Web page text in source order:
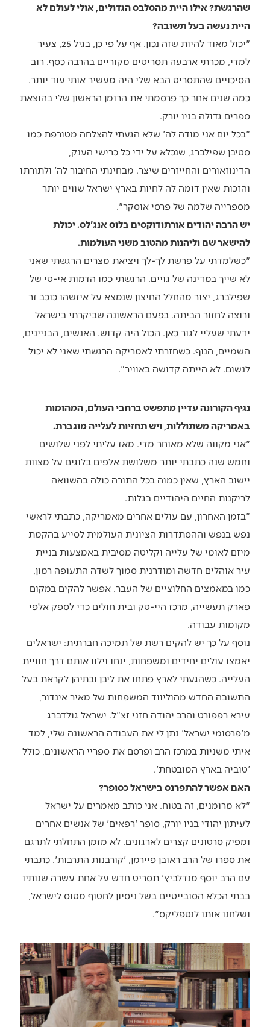
שהרגשת? אילו היית מהסלבס הגדולים, אולי לעולם לא
היית נעשה בעל תשובה?
"יכול מאוד להיות שזה נכון. אף על פי כן, בגיל 25, צעיר
למדי, מכרתי ארבעה תסריטים מקוריים בהרבה כסף. רוב
הסיכויים שהתסריט הבא שלי היה מעשיר אותי עוד יותר.
כמה שנים אחר כך פרסמתי את הרומן הראשון שלי בהוצאת
ספרים גדולה בניו יורק.
"בכל יום אני מודה לה' שלא הגעתי להצלחה מטורפת כמו
סטיבן שפילברג, שנכלא על ידי כל כרישי הענק,
הדינוזאורים והחייזרים שיצר. מבחינתי החיבור לה' ולתורתו
והזכות שאין דומה לה לחיות בארץ ישראל שווים יותר
מספרייה שלמה של פרסי אוסקר".
יש הרבה יהודים אורתודוקסים בלוס אנג'לס. יכולת
להישאר שם וליהנות מהטוב משני העולמות.
"כשלמדתי על פרשת לך-לך ויציאת מצרים הרגשתי שאני
לא שייך במדינה של גויים. הרגשתי כמו הדמות אי-טי של
שפילברג, יצור מהחלל החיצון שנמצא על איזשהו כוכב זר
ורוצה לחזור הביתה. בפעם הראשונה שביקרתי בישראל
ידעתי שעליי לגור כאן. הכול היה קדוש. האנשים, הבניינים,
השמיים, הנוף. כשחזרתי לאמריקה הרגשתי שאני לא יכול
לנשום. לא הייתה קדושה באוויר".
נגיף הקורונה עדיין מתפשט ברחבי העולם, המהומות
באמריקה משתוללות, ויש תחזיות לעלייה מוגברת.
"אני מקווה שלא מאוחר מדי. מאז עליתי לפני שלושים
וחמש שנה כתבתי יותר משלושת אלפים בלוגים על מצוות
יישוב הארץ, שאין כמוה בכל התורה כולה בהשוואה
לריקנות החיים היהודיים בגלות.
"בזמן האחרון, עם עולים אחרים מאמריקה, כתבתי לראשי
נפש בנפש וההסתדרות הציונית העולמית לסייע בהקמת
מיזם לאומי של עלייה וקליטה מסיבית באמצעות בניית
עיר אוהלים חדשה ומודרנית סמוך לשדה התעופה רמון,
כמו במאמצים החלוציים של העבר. אפשר להקים במקום
פארק תעשייה, מרכז היי-טק ובית חולים כדי לספק אלפי
מקומות עבודה.
נוסף על כך יש להקים רשת של תמיכה חברתית: ישראלים
יאמצו עולים יחידים ומשפחות, ינחו וילוו אותם דרך חוויית
העלייה. כשהגעתי לארץ פתחו את ליבן ובתיהן לקראת בעל
התשובה החדש מהוליווד המשפחות של מאיר אינדור,
עירא רפפורט והרב יהודה חזני זצ"ל. ישראל גולדברג
מ'פרסומי ישראל' נתן לי את העבודה הראשונה שלי, למד
איתי משניות במרכז הרב ופרסם את ספריי הראשונים, כולל
'טוביה בארץ המובטחת'.
האם אפשר להתפרנס בישראל כסופר?
"לא מרומנים, זה בטוח. אני כותב מאמרים על ישראל
לעיתון יהודי בניו יורק, סופר 'רפאים' של אנשים אחרים
ומפיק סרטונים קצרים לארגונים. לא מזמן התחלתי לתרגם
את ספרו של הרב ראובן פיירמן, 'קורבנות התרבות'. כתבתי
עם הרב יוסף מנדלביץ' תסריט חדש על אחת עשרה שנותיו
בבתי הכלא הסובייטיים בשל ניסיון לחטוף מטוס לישראל,
ושלחנו אותו לנטפליקס".